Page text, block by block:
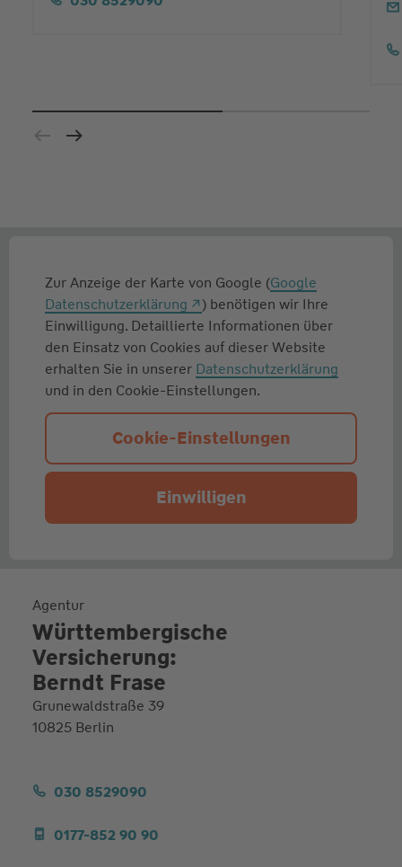
Zur Anzeige der Karte von Google (Google
Datenschutzerklärung
) benötigen wir Ihre
Einwilligung. Detaillierte Informationen über
den Einsatz von Cookies auf dieser Website
erhalten Sie in unserer Datenschutzerklärung
und in den Cookie-Einstellungen.
Cookie-Einstellungen
Einwilligen
Agentur
Württembergische
Versicherung:
Berndt Frase
Grunewaldstraße 39
10825 Berlin
030 8529090
0177-852 90 90